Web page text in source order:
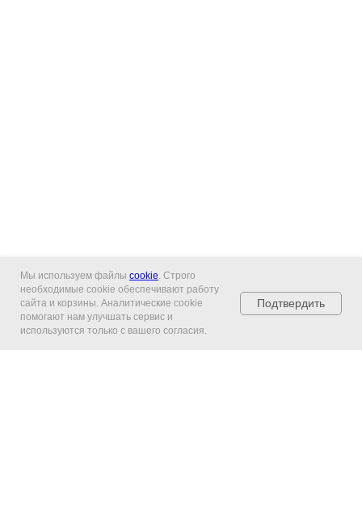
Мы используем файлы cookie. Строго
необходимые cookie обеспечивают работу
сайта и корзины. Аналитические cookie
помогают нам улучшать сервис и
используются только с вашего согласия.
Подтвердить